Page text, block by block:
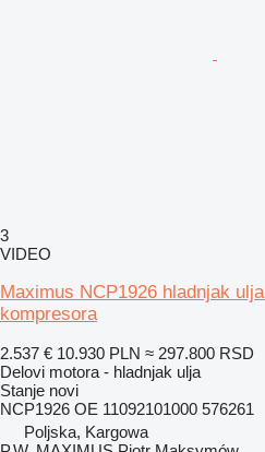
3
VIDEO
Maximus NCP1926 hladnjak
kompresora
2.537 € 10.930 PLN ≈ 297.800 RSD
Delovi motora - hladnjak ulja
Stanje novi
NCP1926 OE 11092101000 576261
Poljska, Kargowa